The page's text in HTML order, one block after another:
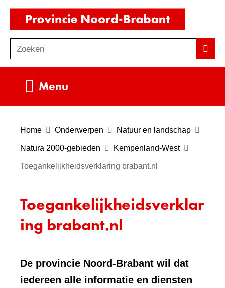
Ga
de
inhoud
o
e
Zoeken
Menu
Home Onderwerpen Natuur en landschap
Natura 2000-gebieden Kempenland-West
Toegankelijkheidsverklaring brabant.nl
Toegankelijkheidsverklar
ing brabant.nl
De provincie Noord-Brabant wil dat
iedereen alle informatie en diensten